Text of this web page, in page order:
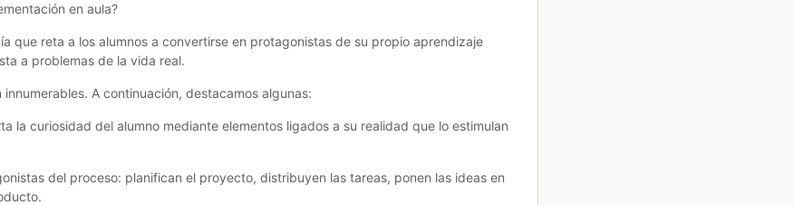
en aula?
que reta a los alumnos a convertirse en protagonistas de su propio aprendizaje
a problemas de la vida real.
A continuación, destacamos algunas:
la curiosidad del alumno mediante elementos ligados a su realidad que lo estimulan
del proceso: planifican el proyecto, distribuyen las tareas, ponen las ideas en